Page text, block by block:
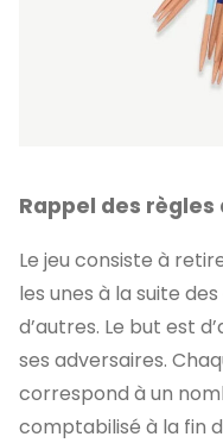
Rappel des
Le jeu consiste à
les unes à la suite
d’autres. Le but est
ses adversaires.
correspond à un
comptabilisé à la fin